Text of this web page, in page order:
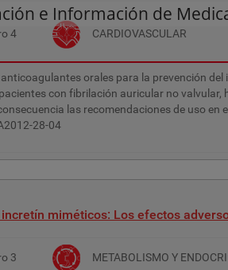
e Información de
4 CARDIOVASCULAR
orales para la prevención del
con fibrilación auricular no valvular,
las recomendaciones de uso en
28-04
miméticos: Los efectos
3 METABOLISMO Y